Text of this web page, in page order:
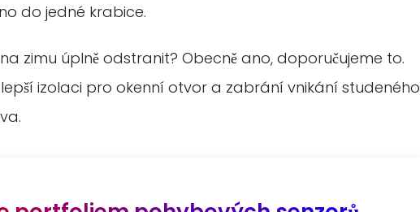
do jedné krabice.
zimu úplně odstranit? Obecně ano, doporučujeme to.
izolaci pro okenní otvor a zabrání vnikání studeného